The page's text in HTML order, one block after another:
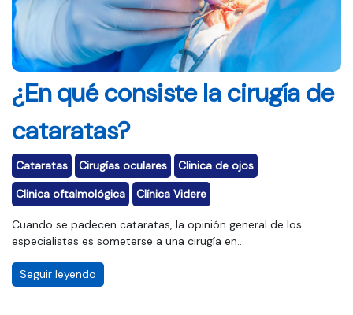
¿En qué consiste la cirugía de
cataratas?
Cataratas Cirugías oculares
Clinica de ojos
Clinica oftalmológica
Clínica Videre
Cuando se padecen cataratas, la opinión general de los
especialistas es someterse a una cirugía en...
Seguir leyendo